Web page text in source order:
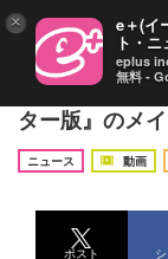
不朽の感動作
ター版』のメ
ニュース 動画
ポスト
× e＋(イ
ト・
eplus
無料 -